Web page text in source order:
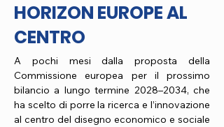
HORIZON EUROPE AL
CENTRO
A pochi mesi dalla proposta della
Commissione europea per il prossimo
bilancio a lungo termine 2028–2034, che
ha scelto di porre la ricerca e l’innovazione
al centro del disegno economico e sociale